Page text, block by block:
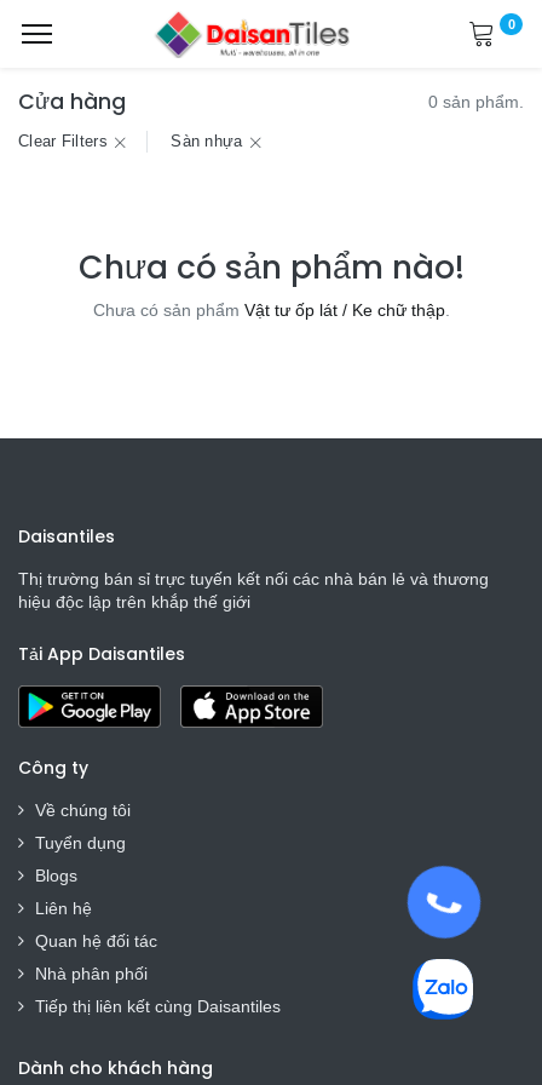
0
Cửa hàng 0 sản phẩm.
Clear Filters Sàn nhựa
Chưa có sản phẩm nào!
Chưa có sản phẩm Vật tư ốp lát / Ke chữ thập.
Daisantiles
Thị trường bán sỉ trực tuyến kết nối các nhà bán lẻ và thương
hiệu độc lập trên khắp thế giới
Tải App Daisantiles
Công ty
Về chúng tôi
Tuyển dụng
Blogs
Liên hệ
Quan hệ đối tác
Nhà phân phối
Tiếp thị liên kết cùng Daisantiles
Dành cho khách hàng